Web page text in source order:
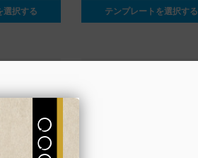
選択する テンプレートを選択する